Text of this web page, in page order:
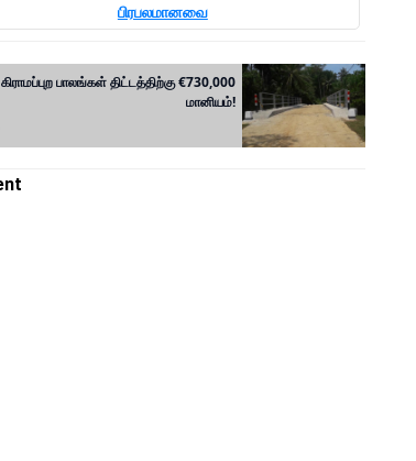
பிரபலமானவை
கிராமப்புற பாலங்கள் திட்டத்திற்கு €730,000
மானியம்!